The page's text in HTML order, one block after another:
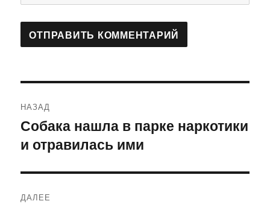
по
записям
НАЗАД
Предыдущая
запись:
Собака нашла в парке наркотики
и отравилась ими
ДАЛЕЕ